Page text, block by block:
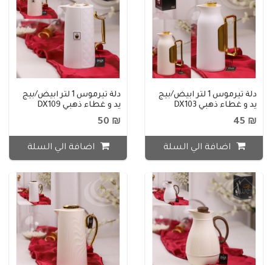
دلة تيرموس 1 لتر ابيض/بيج
يد و غطاء ذهبي DX103
₪ 45
اضافة الي السلة
دلة تيرموس 1 لتر ابيض/بيج
يد و غطاء ذهبي DX109
₪ 50
اضافة الي السلة